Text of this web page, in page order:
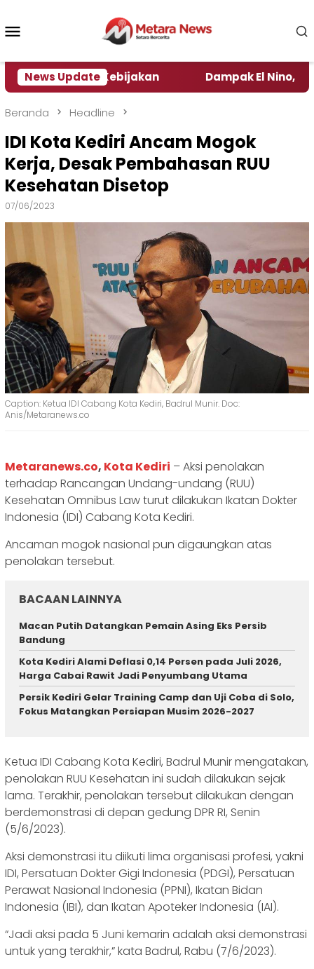
konten
News Update
Kebijakan Dampak El Nino, Sejumlah
Beranda Headline
IDI Kota Kediri Ancam Mogok
Kerja, Desak Pembahasan RUU
Kesehatan Disetop
07/06/2023
Caption: Ketua IDI Cabang Kota Kediri, Badrul Munir. Doc:
Anis/Metaranews.co
Metaranews.co, Kota Kediri – Aksi penolakan
terhadap Rancangan Undang-undang (RUU)
Kesehatan Omnibus Law turut dilakukan Ikatan Dokter
Indonesia (IDI) Cabang Kota Kediri.
Ancaman mogok nasional pun digaungkan atas
penolakan tersebut.
BACAAN LAINNYA
Macan Putih Datangkan Pemain Asing Eks Persib
Bandung
Kota Kediri Alami Deflasi 0,14 Persen pada Juli 2026,
Harga Cabai Rawit Jadi Penyumbang Utama
Persik Kediri Gelar Training Camp dan Uji Coba di Solo,
Fokus Matangkan Persiapan Musim 2026-2027
Ketua IDI Cabang Kota Kediri, Badrul Munir mengatakan,
penolakan RUU Kesehatan ini sudah dilakukan sejak
lama. Terakhir, penolakan tersebut dilakukan dengan
berdemonstrasi di depan gedung DPR RI, Senin
(5/6/2023).
Aksi demonstrasi itu diikuti lima organisasi profesi, yakni
IDI, Persatuan Dokter Gigi Indonesia (PDGI), Persatuan
Perawat Nasional Indonesia (PPNI), Ikatan Bidan
Indonesia (IBI), dan Ikatan Apoteker Indonesia (IAI).
“Jadi aksi pada 5 Juni kemarin adalah aksi demonstrasi
untuk yang terakhir,” kata Badrul, Rabu (7/6/2023).